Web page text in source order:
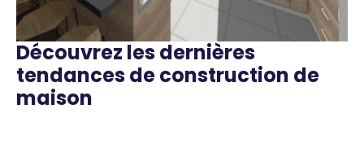
Texte
Découvrez les dernières
tendances de construction de
maison